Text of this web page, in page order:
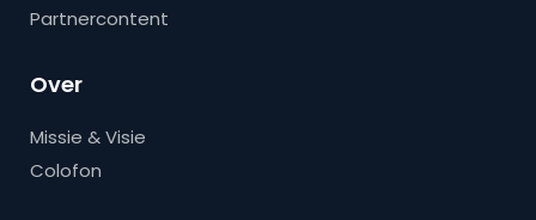
Partnercontent
Over
Missie & Visie
Colofon